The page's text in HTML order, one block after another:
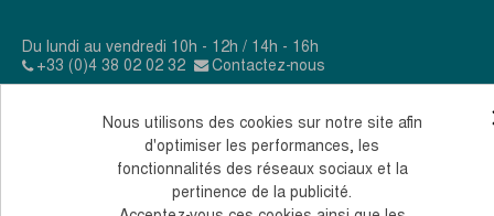
Du lundi au vendredi 10h - 12h / 14h - 16h
+33 (0)4 38 02 02 32
Contactez-nous
AndromaqueNous utilisons des cookies sur notre site afin
d'optimiser les performances, les
fonctionnalités des réseaux sociaux et la
pertinence de la publicité.